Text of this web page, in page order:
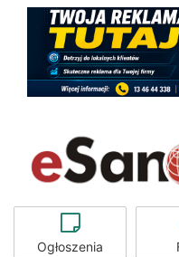
Ogłoszenia